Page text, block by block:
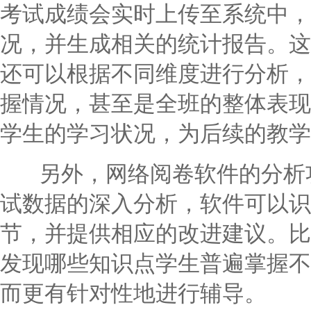
考试成绩会实时上传至系统中
况，并生成相关的统计报告。
还可以根据不同维度进行分析
握情况，甚至是全班的整体表
学生的学习状况，为后续的教
另外，网络阅卷软件的分析
试数据的深入分析，软件可以
节，并提供相应的改进建议。
发现哪些知识点学生普遍掌握
而更有针对性地进行辅导。